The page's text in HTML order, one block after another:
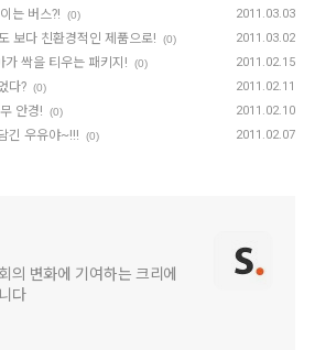
는 버스?! (0) 2011.03.03
보다 친환경적인 제품으로! (0) 2011.03.02
싹을 티우는 패키지! (0) 2011.02.15
다? (0) 2011.02.11
안경! (0) 2011.02.10
긴 우유야~!!! (0) 2011.02.07
의 변화에 기여하는 크리에
다